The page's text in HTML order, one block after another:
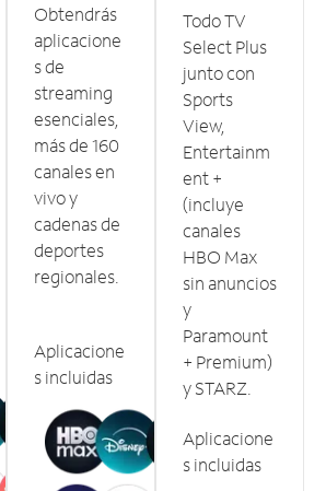
Obtendrás
aplicacione
s de
streaming
esenciales,
más de 160
canales en
vivo y
cadenas de
deportes
regionales.
Aplicacione
s incluidas
Todo TV
Select Plus
junto con
Sports
View,
Entertainm
ent +
(incluye
canales
HBO Max
sin anuncios
y
Paramount
+ Premium)
y STARZ.
Aplicacione
s incluidas